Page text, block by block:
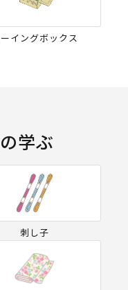
イングボックス
学ぶ
刺し子